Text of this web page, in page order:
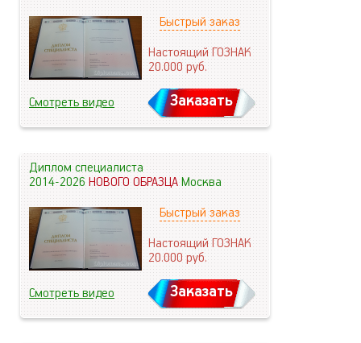
Быстрый заказ
Настоящий ГОЗНАК
20.000руб.
Смотреть видео Заказать
Диплом специалиста
2014-2026НОВОГО ОБРАЗЦАМосква
Быстрый заказ
Настоящий ГОЗНАК
20.000руб.
Смотреть видео Заказать